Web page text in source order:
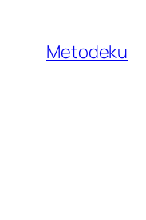
content
Metodeku